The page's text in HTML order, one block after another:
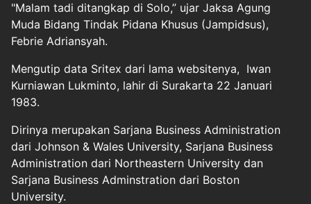
"Malam tadi ditangkap di Solo,” ujar Jaksa Agung
Muda Bidang Tindak Pidana Khusus (Jampidsus),
Febrie Adriansyah.
Mengutip data Sritex dari lama websitenya, Iwan
Kurniawan Lukminto, lahir di Surakarta 22 Januari
1983.
Dirinya merupakan Sarjana Business Administration
dari Johnson & Wales University, Sarjana Business
Administration dari Northeastern University dan
Sarjana Business Adminstration dari Boston
University.